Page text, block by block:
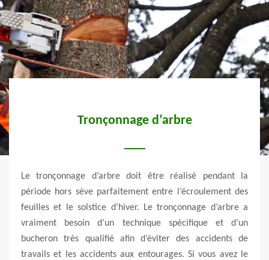
Tronçonnage d’arbre
Le tronçonnage d’arbre doit être réalisé pendant la
période hors sève parfaitement entre l’écroulement des
feuilles et le solstice d’hiver. Le tronçonnage d’arbre a
vraiment besoin d’un technique spécifique et d’un
bucheron très qualifié afin d’éviter des accidents de
travails et les accidents aux entourages. Si vous avez le